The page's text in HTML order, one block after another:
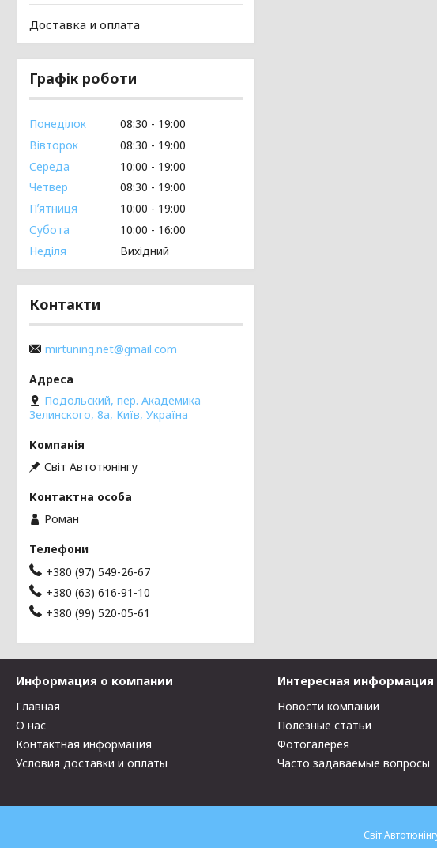
Доставка и оплата
Графік роботи
Понеділок 08:30
19:00
Вівторок
08:30
19:00
Середа
10:00
19:00
Четвер
08:30
19:00
Пʼятниця
10:00
19:00
Субота
10:00
16:00
Неділя
Вихідний
Контакти
mirtuning.net@gmail.com
Подольский, пер. Академика
Зелинского, 8а, Київ, Україна
Світ Автотюнінгу
Роман
+380 (97) 549-26-67
+380 (63) 616-91-10
+380 (99) 520-05-61
Информация о компании
Главная
О нас
Контактная информация
Условия доставки и оплаты
Интересная информация
Новости компании
Полезные статьи
Фотогалерея
Часто задаваемые вопросы